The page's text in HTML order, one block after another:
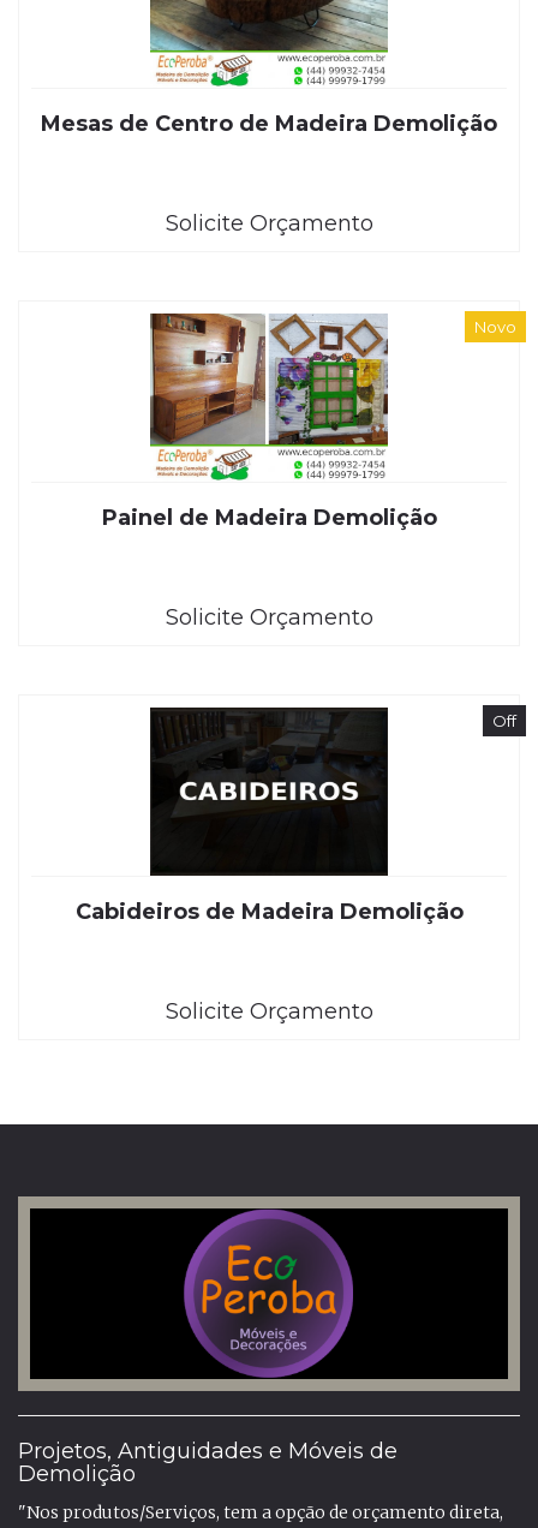
Mesas de Centro de Madeira Demolição
Solicite Orçamento
Painel de Madeira Demolição
Solicite Orçamento
Novo
Cabideiros de Madeira Demolição
Solicite Orçamento
Off
Projetos, Antiguidades e Móveis de
Demolição
"Nos produtos/Serviços, tem a opção de orçamento direta,